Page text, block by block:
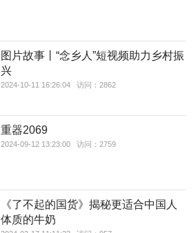
图片故事丨“念乡人”短视频助力乡村振
兴
2024-10-11 16:26:04 访问：2862
重器2069
2024-09-12 13:23:00 访问：2759
《了不起的国货》揭秘更适合中国人
体质的牛奶